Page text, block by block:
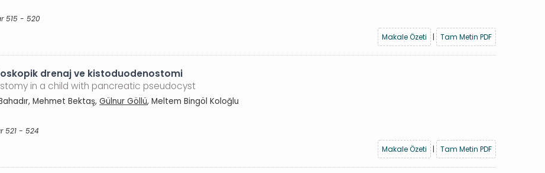
515 - 520
Makale Özeti
| Tam Metin PDF
drenaj ve kistoduodenostomi
in a child with pancreatic pseudocyst
Mehmet Bektaş,Gülnur Göllü, Meltem Bingöl Koloğlu
521 - 524
Makale Özeti
| Tam Metin PDF